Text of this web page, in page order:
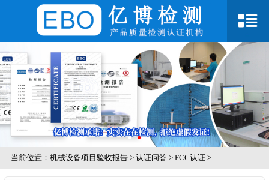
当前位置： 机械设备项目验收报告> 认证问答> FCC认证>